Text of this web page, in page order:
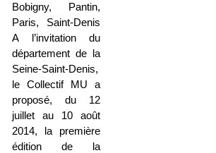
Bobigny, Pantin,
Paris, Saint-Denis
A l’invitation du
département de la
Seine-Saint-Denis,
le Collectif MU a
proposé, du 12
juillet au 10 août
2014, la première
édition de la